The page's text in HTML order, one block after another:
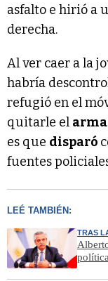
asfalto e hirió a
derecha.
Al ver caer a la
habría
refugió en el
quitarle el arma
es que disparó
fuentes
LEÉ TAMBIÉN:
TRAS